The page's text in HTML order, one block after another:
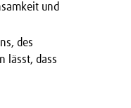
und
des
lässt, dass